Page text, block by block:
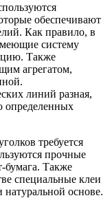
обеспечивают
Как правило, в
систему
Также
агрегатом,
линий разная,
определенных
требуется
прочные
бумага. Также
специальные клеи
натуральной основе.